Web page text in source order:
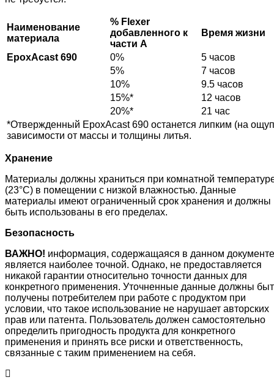
Наименование
материала
% Flexer
добавленного к
части А
Время жизни
EpoxAcast 690 0%
5 часов
5%
7 часов
10%
9.5 часов
15%*
12 часов
20%*
21 час
*Отвержденный EpoxAcast 690 останется липким (на
зависимости от массы и толщины литья.
Хранение
Материалы должны храниться при комнатной
(23°C) в помещении с низкой влажностью. Данные
материалы имеют ограниченный срок хранения и должны
быть использованы в его пределах.
Безопасность
ВАЖНО! информация, содержащаяся в данном
является наиболее точной. Однако, не предоставляется
никакой гарантии относительно точности данных для
конкретного применения. Уточненные данные должны
получены потребителем при работе с продуктом при
условии, что такое использование не нарушает авторских
прав или патента. Пользователь должен самостоятельно
определить пригодность продукта для конкретного
применения и принять все риски и ответственность,
связанные с таким применением на себя.